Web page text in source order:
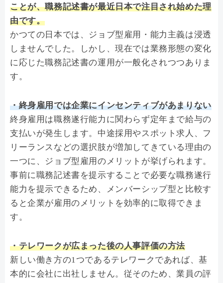
ことが、職務記述書が最近日本で注目され始めた理
由です。
かつての日本では、ジョブ型雇用・能力主義は浸透
しませんでした。しかし、現在では業務形態の変化
に応じた職務記述書の運用が一般化されつつありま
す。
・終身雇用では企業にインセンティブがあまりない
終身雇用は職務遂行能力に関わらず定年まで給与の
支払いが発生します。中途採用やスポット求人、フ
リーランスなどの選択肢が増加してきている理由の
一つに、ジョブ型雇用のメリットが挙げられます。
事前に職務記述書を提示することで必要な職務遂行
能力を提示できるため、メンバーシップ型と比較す
ると企業が雇用のメリットを効率的に取得できま
す。
・テレワークが広まった後の人事評価の方法
新しい働き方の1つであるテレワークであれば、基
本的に会社に出社しません。従そのため、業員の評